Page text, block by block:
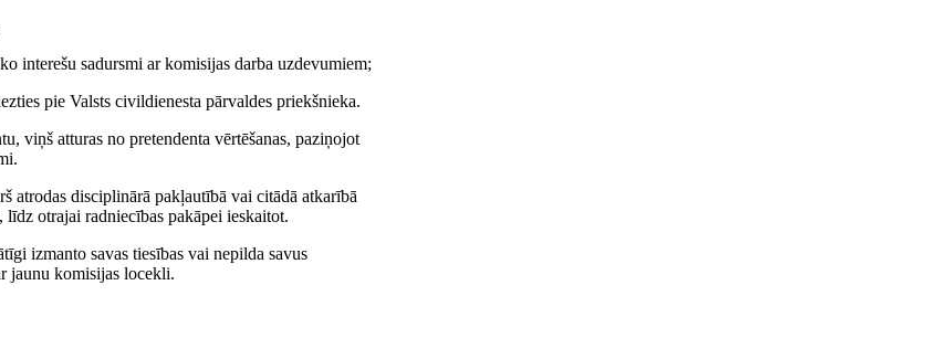
interešu sadursmi ar komisijas darba uzdevumiem;
pie Valsts civildienesta pārvaldes priekšnieka.
viņš atturas no pretendenta vērtēšanas, paziņojot
atrodas disciplinārā pakļautībā vai citādā atkarībā
līdz otrajai radniecības pakāpei ieskaitot.
izmanto savas tiesības vai nepilda savus
jaunu komisijas locekli.